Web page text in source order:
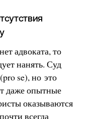
адвоката, то
нанять. Суд
se), но это
даже опытные
оказываются
всегда